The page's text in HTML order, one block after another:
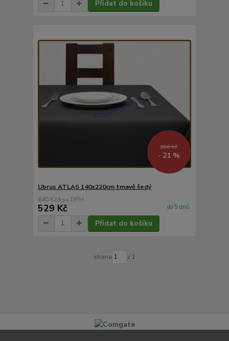
Přidat do košíku
806 Kč
- 21 %
Ubrus ATLAS 140x220cm tmavě šedý
640 Kč/ks
529 Kč do 5 dnů
Přidat do košíku
strana z 1